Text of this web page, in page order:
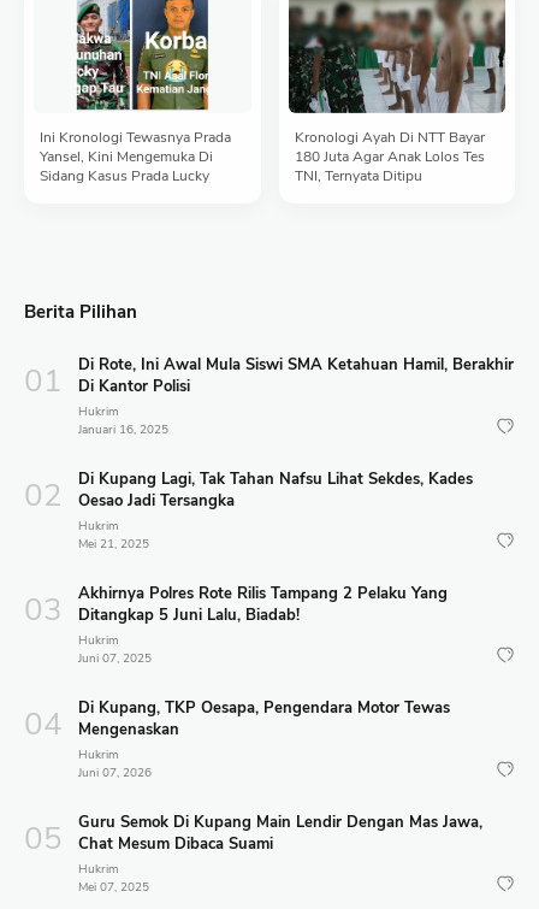
Ini Kronologi Tewasnya Prada
Yansel, Kini Mengemuka Di
Sidang Kasus Prada Lucky
Kronologi Ayah Di NTT Bayar
180 Juta Agar Anak Lolos Tes
TNI, Ternyata Ditipu
Berita Pilihan
Di Rote, Ini Awal Mula Siswi SMA Ketahuan Hamil, Berakhir
Di Kantor Polisi
Hukrim
Januari 16, 2025
Di Kupang Lagi, Tak Tahan Nafsu Lihat Sekdes, Kades
Oesao Jadi Tersangka
Hukrim
Mei 21, 2025
Akhirnya Polres Rote Rilis Tampang 2 Pelaku Yang
Ditangkap 5 Juni Lalu, Biadab!
Hukrim
Juni 07, 2025
Di Kupang, TKP Oesapa, Pengendara Motor Tewas
Mengenaskan
Hukrim
Juni 07, 2026
Guru Semok Di Kupang Main Lendir Dengan Mas Jawa,
Chat Mesum Dibaca Suami
Hukrim
Mei 07, 2025